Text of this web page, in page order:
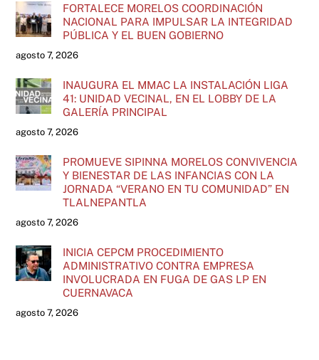
FORTALECE MORELOS COORDINACIÓN
NACIONAL PARA IMPULSAR LA INTEGRIDAD
PÚBLICA Y EL BUEN GOBIERNO
agosto 7, 2026
INAUGURA EL MMAC LA INSTALACIÓN LIGA
41: UNIDAD VECINAL, EN EL LOBBY DE LA
GALERÍA PRINCIPAL
agosto 7, 2026
PROMUEVE SIPINNA MORELOS CONVIVENCIA
Y BIENESTAR DE LAS INFANCIAS CON LA
JORNADA “VERANO EN TU COMUNIDAD” EN
TLALNEPANTLA
agosto 7, 2026
INICIA CEPCM PROCEDIMIENTO
ADMINISTRATIVO CONTRA EMPRESA
INVOLUCRADA EN FUGA DE GAS LP EN
CUERNAVACA
agosto 7, 2026